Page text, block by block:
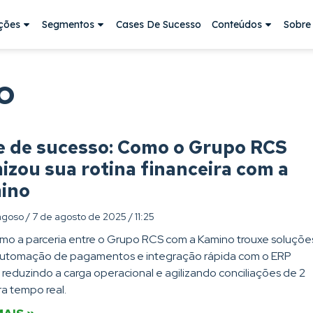
Segmentos Cases De Sucesso Conteúdos
de sucesso: Como o Grupo RCS
sua rotina financeira com a
7 de agosto de 2025 11:25
a parceria entre o Grupo RCS com a Kamino trouxe
de pagamentos e integração rápida com o ERP
reduzindo a carga operacional e agilizando conciliações de 2
tempo real.